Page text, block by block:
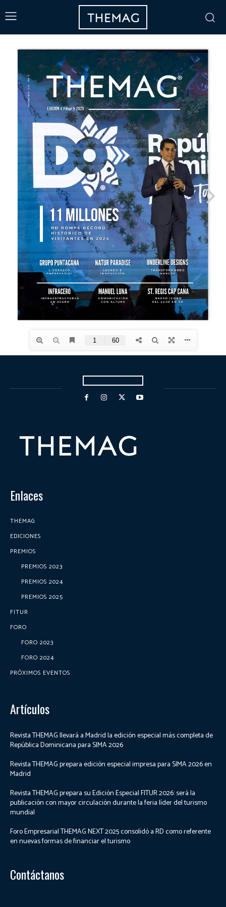
Enlaces
THEMAG
EDICIONES
PREMIOS
PREMIOS 2023
PREMIOS 2024
PREMIOS 2025
FITUR
FORO
FORO 2023
FORO 2024
PRÓXIMOS EVENTOS
Artículos
Revista THEMAG llevará a Madrid la edición especial más completa de
República Dominicana para SIMA 2026
Revista THEMAG prepara edición especial impresa para SIMA 2026 en
Madrid
Revista THEMAG prepara su Edición Especial FITUR 2026: será la
publicación con mayor circulación durante la feria líder del turismo
mundial
Foro Empresarial THEMAG NEXT 2025 consolidó a RD como referente
en nuevas formas de financiar el turismo
Contáctanos